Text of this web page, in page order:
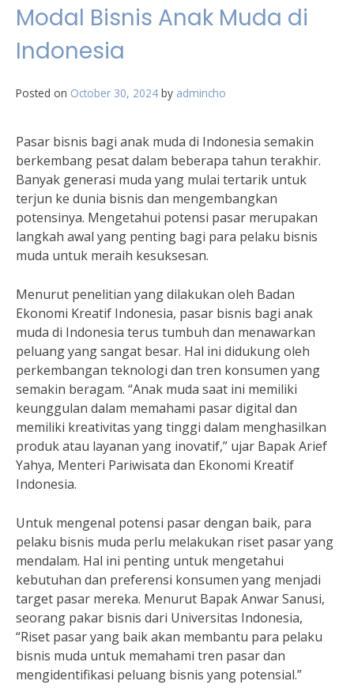
Modal Bisnis Anak Muda di
Indonesia
Posted on October 30, 2024 by admincho
Pasar bisnis bagi anak muda di Indonesia semakin
berkembang pesat dalam beberapa tahun terakhir.
Banyak generasi muda yang mulai tertarik untuk
terjun ke dunia bisnis dan mengembangkan
potensinya. Mengetahui potensi pasar merupakan
langkah awal yang penting bagi para pelaku bisnis
muda untuk meraih kesuksesan.
Menurut penelitian yang dilakukan oleh Badan
Ekonomi Kreatif Indonesia, pasar bisnis bagi anak
muda di Indonesia terus tumbuh dan menawarkan
peluang yang sangat besar. Hal ini didukung oleh
perkembangan teknologi dan tren konsumen yang
semakin beragam. “Anak muda saat ini memiliki
keunggulan dalam memahami pasar digital dan
memiliki kreativitas yang tinggi dalam menghasilkan
produk atau layanan yang inovatif,” ujar Bapak Arief
Yahya, Menteri Pariwisata dan Ekonomi Kreatif
Indonesia.
Untuk mengenal potensi pasar dengan baik, para
pelaku bisnis muda perlu melakukan riset pasar yang
mendalam. Hal ini penting untuk mengetahui
kebutuhan dan preferensi konsumen yang menjadi
target pasar mereka. Menurut Bapak Anwar Sanusi,
seorang pakar bisnis dari Universitas Indonesia,
“Riset pasar yang baik akan membantu para pelaku
bisnis muda untuk memahami tren pasar dan
mengidentifikasi peluang bisnis yang potensial.”